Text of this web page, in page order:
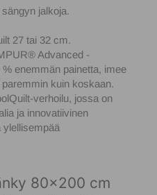
jalkoja.
27 tai 32 cm.
Advanced -
enemmän painetta, imee
kuin koskaan.
verhoilu, jossa on
ja innovatiivinen
80x200 cm